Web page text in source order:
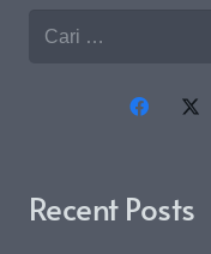
Recent Posts
Cari